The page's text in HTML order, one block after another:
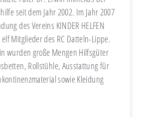
seit dem Jahr 2002. Im Jahr 2007
des Vereins KINDER HELFEN
elf Mitglieder des RC Datteln-Lippe.
wurden große Mengen Hilfsgüter
Rollstühle, Ausstattung für
sowie Kleidung